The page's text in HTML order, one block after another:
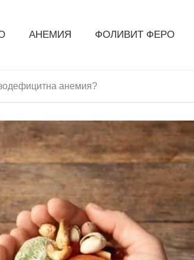
АНЕМИЯ ФОЛИВИТ ФЕРО
анемия?